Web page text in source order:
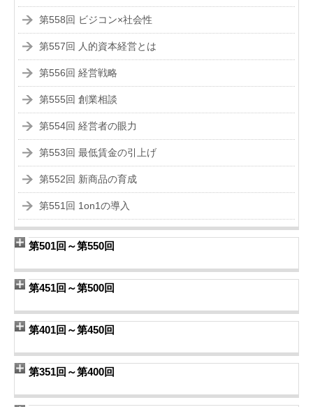
第558回 ビジコン×社会性
第557回 人的資本経営とは
第556回 経営戦略
第555回 創業相談
第554回 経営者の眼力
第553回 最低賃金の引上げ
第552回 新商品の育成
第551回 1on1の導入
第501回～第550回
第451回～第500回
第401回～第450回
第351回～第400回